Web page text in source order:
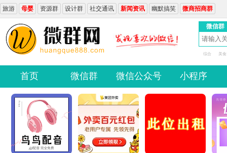
旅游 母婴 资源群 设计群 社交通讯 新闻资讯 幽默搞笑 微商招商群
微信群
综合 美
首页 微信群 微信公众号 小程序